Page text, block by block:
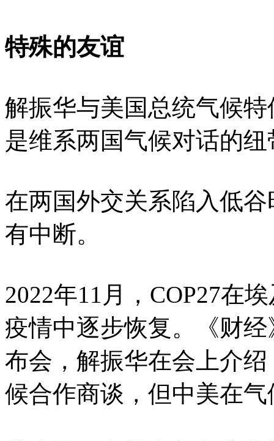
特殊的友谊
解振华与美国总统气候
是维系两国气候对话的纽
在两国外交关系陷入低
有中断。
2022年11月，COP27在
疫情中逐步恢复。《财
布会，解振华在会上介
候合作商谈，但中美在